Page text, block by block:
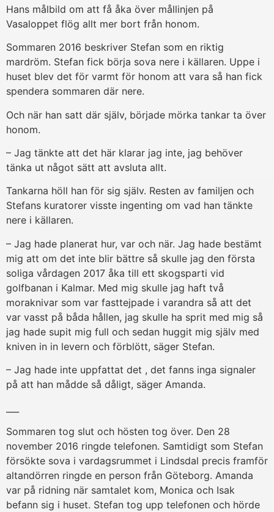
Hans målbild om att få åka över mållinjen på
Vasaloppet flög allt mer bort från honom.
Sommaren 2016 beskriver Stefan som en riktig
mardröm. Stefan fick börja sova nere i källaren. Uppe i
huset blev det för varmt för honom att vara så han fick
spendera sommaren där nere.
Och när han satt där själv, började mörka tankar ta över
honom.
– Jag tänkte att det här klarar jag inte, jag behöver
tänka ut något sätt att avsluta allt.
Tankarna höll han för sig själv. Resten av familjen och
Stefans kuratorer visste ingenting om vad han tänkte
nere i källaren.
– Jag hade planerat hur, var och när. Jag hade bestämt
mig att om det inte blir bättre så skulle jag den första
soliga vårdagen 2017 åka till ett skogsparti vid
golfbanan i Kalmar. Med mig skulle jag haft två
moraknivar som var fasttejpade i varandra så att det
var vasst på båda hållen, jag skulle ha sprit med mig så
jag hade supit mig full och sedan huggit mig själv med
kniven in in levern och förblött, säger Stefan.
– Jag hade inte uppfattat det , det fanns inga signaler
på att han mådde så dåligt, säger Amanda.
Sommaren tog slut och hösten tog över. Den 28
november 2016 ringde telefonen. Samtidigt som Stefan
försökte sova i vardagsrummet i Lindsdal precis framför
altandörren ringde en person från Göteborg. Amanda
var på ridning när samtalet kom, Monica och Isak
befann sig i huset. Stefan tog upp telefonen och hörde